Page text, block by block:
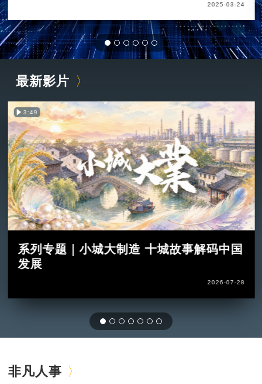
2025-03-24
最新影片
3:49
系列专题｜小城大制造 十城故事解码中国
发展
2026-07-28
非凡人事